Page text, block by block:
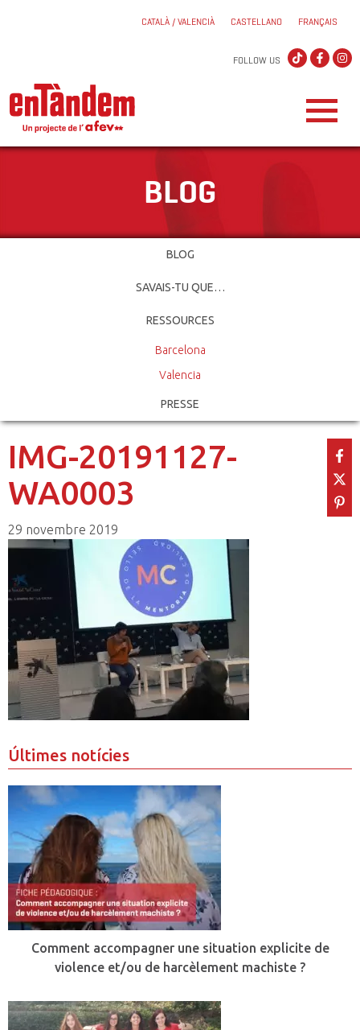
CATALÀ / VALENCIÀ CASTELLANO FRANÇAIS
FOLLOW US
BLOG
BLOG
SAVAIS-TU QUE…
RESSOURCES
Barcelona
Valencia
PRESSE
IMG-20191127-
WA0003
29 novembre 2019
Últimes notícies
Comment accompagner une situation explicite de
violence et/ou de harcèlement machiste ?